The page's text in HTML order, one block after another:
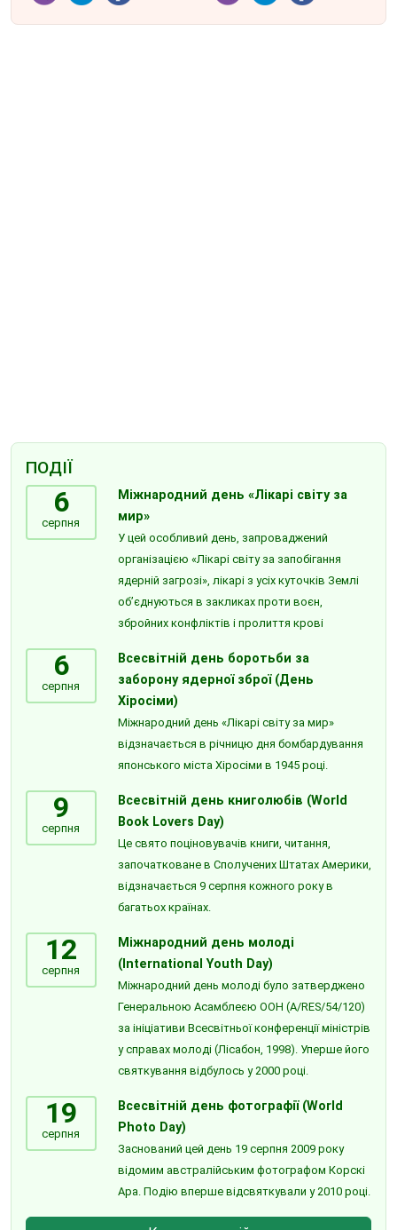
ПОДІЇ
6
серпня
Міжнародний день «Лікарі світу за
мир»
У цей особливий день, запроваджений
організацією «Лікарі світу за запобігання
ядерній загрозі», лікарі з усіх куточків Землі
об’єднуються в закликах проти воєн,
збройних конфліктів і пролиття крові
6
серпня
Всесвітній день боротьби за
заборону ядерної зброї (День
Хіросіми)
Міжнародний день «Лікарі світу за мир»
відзначається в річницю дня бомбардування
японського міста Хіросіми в 1945 році.
9
серпня
Всесвітній день книголюбів (World
Book Lovers Day)
Це свято поціновувачів книги, читання,
започатковане в Сполучених Штатах Америки,
відзначається 9 серпня кожного року в
багатьох країнах.
12
серпня
Міжнародний день молоді
(International Youth Day)
Міжнародний день молоді було затверджено
Генеральною Асамблеєю ООН (A/RES/54/120)
за ініціативи Всесвітньої конференції міністрів
у справах молоді (Лісабон, 1998). Уперше його
святкування відбулось у 2000 році.
19
серпня
Всесвітній день фотографії (World
Photo Day)
Заснований цей день 19 серпня 2009 року
відомим австралійським фотографом Корскі
Ара. Подію вперше відсвяткували у 2010 році.